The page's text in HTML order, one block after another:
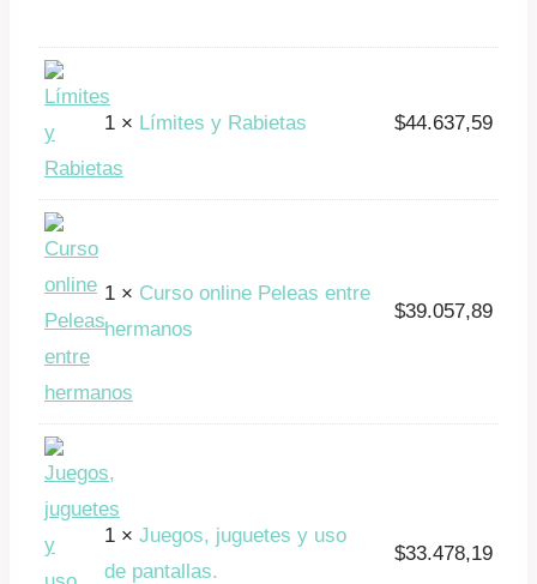
1 × Límites y Rabietas $44.637,59
1 × Curso online Peleas entre
hermanos
$39.057,89
1 × Juegos, juguetes y uso
de pantallas.
$33.478,19